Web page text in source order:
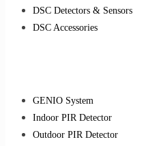
DSC Detectors & Sensors
DSC Accessories
GENIO System
Indoor PIR Detector
Outdoor PIR Detector